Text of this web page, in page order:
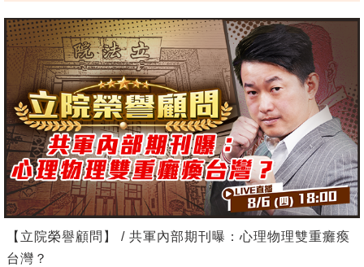
【立院榮譽顧問】 / 共軍內部期刊曝：心理物理雙重癱瘓
台灣？